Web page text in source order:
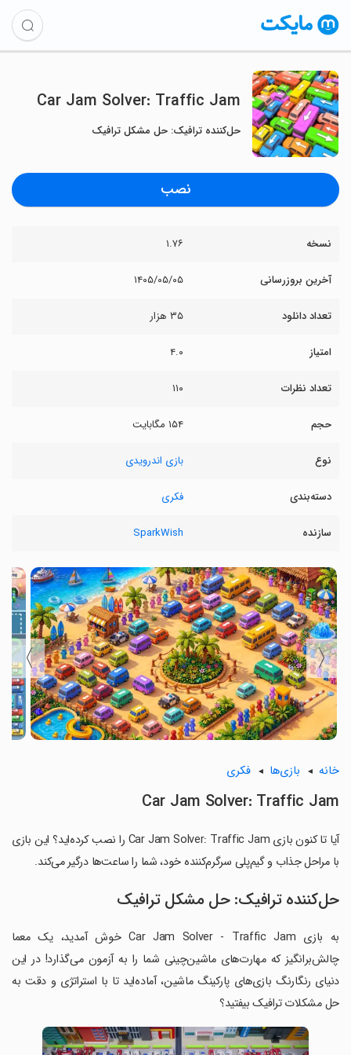
Car Jam Solver: Traffic Jam
حل‌کننده ترافیک: حل مشکل ترافیک
نصب
نسخه ۱.۷۶
آخرین بروزرسانی ۱۴۰۵/۰۵/۰۵
تعداد دانلود ۳۵ هزار
امتیاز ۴.۰
تعداد نظرات ۱۱۰
حجم ۱۵۴ مگابایت
نوع بازی اندرویدی
دسته‌بندی فکری
سازنده SparkWish
〈
〉
خانه بازی‌ها فکری
Car Jam Solver: Traffic Jam
آیا تا کنون بازی Car Jam Solver: Traffic Jam را نصب کرده‌اید؟ این بازی
با مراحل جذاب و گیم‌پلی سرگرم‌کننده خود، شما را ساعت‌ها درگیر می‌کند.
حل‌کننده ترافیک: حل مشکل ترافیک
به بازی Car Jam Solver - Traffic Jam خوش آمدید، یک معما
چالش‌برانگیز که مهارت‌های ماشین‌چینی شما را به آزمون می‌گذارد! در این
دنیای رنگارنگ بازی‌های پارکینگ ماشین، آماده‌اید تا با استراتژی و دقت به
حل مشکلات ترافیک بیفتید؟